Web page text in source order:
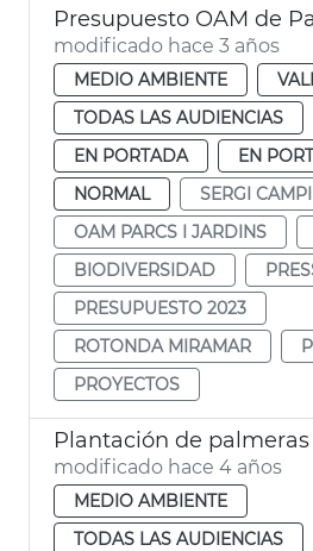
modificado hace 3 años
MEDIO AMBIENTE
TODAS LAS AUDIENCIAS
EN PORTADA
EN
NORMAL
SERGI
OAM PARCS I JARDINS
BIODIVERSIDAD
PRESUPUESTO 2023
ROTONDA MIRAMAR
PROYECTOS
Plantación de palmeras
modificado hace 4 años
MEDIO AMBIENTE
TODAS LAS AUDIENCIAS